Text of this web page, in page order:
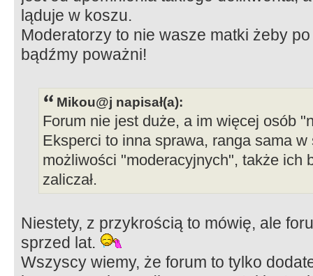
ląduje w koszu.
Moderatorzy to nie wasze matki żeby
bądźmy poważni!
Mikou@j napisał(a):
Forum nie jest duże, a im więcej osób
Eksperci to inna sprawa, ranga sama
możliwości "moderacyjnych", także ich
zaliczał.
Niestety, z przykrością to mówię, ale
sprzed lat.
Wszyscy wiemy, że forum to tylko